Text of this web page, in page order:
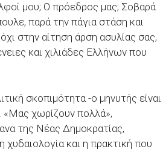
μου; Ο πρόεδρος μας; Σοβαρά
παρά την πάγια στάση και
στην αίτηση άρση ασυλίας σας,
και χιλιάδες Ελλήνων που
σκοπιμότητα -ο μηνυτής είναι
«Μας χωρίζουν πολλά»,
της Νέας Δημοκρατίας,
χυδαιολογία και η πρακτική που